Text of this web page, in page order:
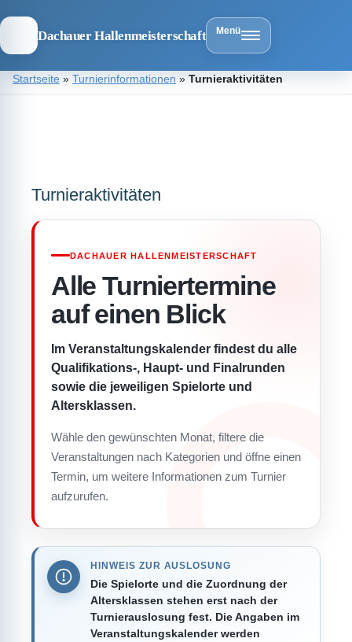
Dachauer Hallenmeisterschaft Menü
ZumStartseite » Turnierinformationen » Turnieraktivitäten
Turnieraktivitäten
DACHAUER HALLENMEISTERSCHAFT
Alle Turniertermine
auf einen Blick
Im Veranstaltungskalender findest du alle
Qualifikations-, Haupt- und Finalrunden
sowie die jeweiligen Spielorte und
Altersklassen.
Wähle den gewünschten Monat, filtere die
Veranstaltungen nach Kategorien und öffne einen
Termin, um weitere Informationen zum Turnier
aufzurufen.
HINWEIS ZUR AUSLOSUNG
Die Spielorte und die Zuordnung der
Altersklassen stehen erst nach der
Turnierauslosung fest. Die Angaben im
Veranstaltungskalender werden